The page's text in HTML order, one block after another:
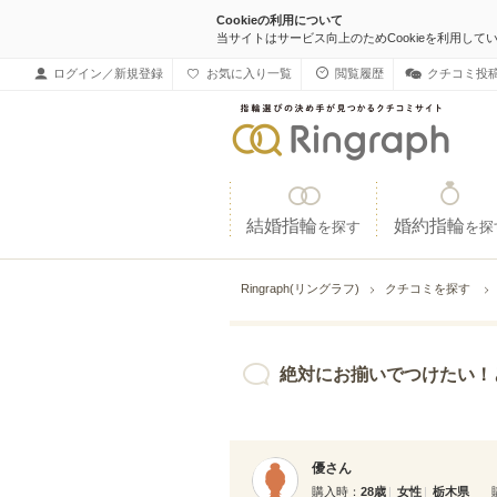
Cookieの利用について
当サイトはサービス向上のためCookieを利用して
ログイン／新規登録 お気に入り一覧 閲覧履歴 クチコミ投
結婚指輪を探す 婚約指輪を探
Ringraph(リングラフ) クチコミを探す
絶対にお揃いでつけたい！という想いがあ
優さん
購入時 28歳 女性 栃木県